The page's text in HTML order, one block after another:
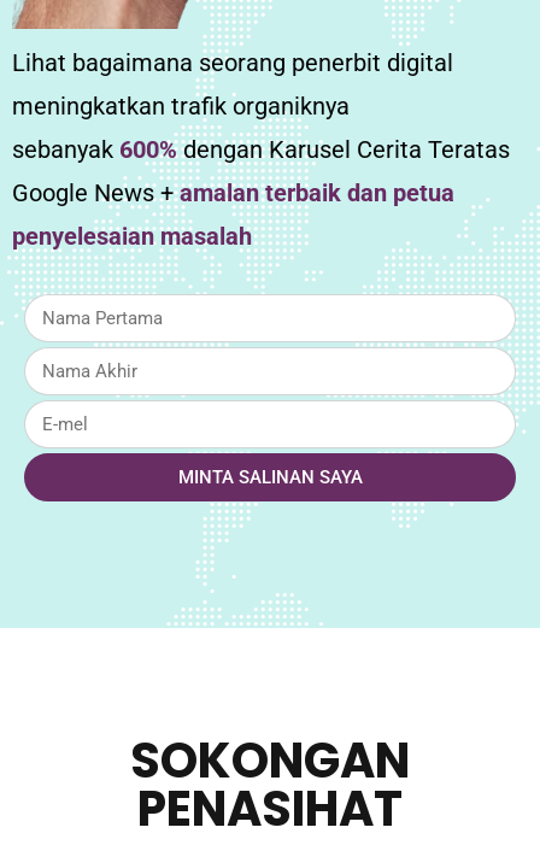
Lihat bagaimana seorang penerbit digital
meningkatkan trafik organiknya
sebanyak 600%dengan Karusel Cerita Teratas
Google News +amalan terbaik dan petua
penyelesaian masalah
MINTA SALINAN SAYA
SOKONGAN
PENASIHAT